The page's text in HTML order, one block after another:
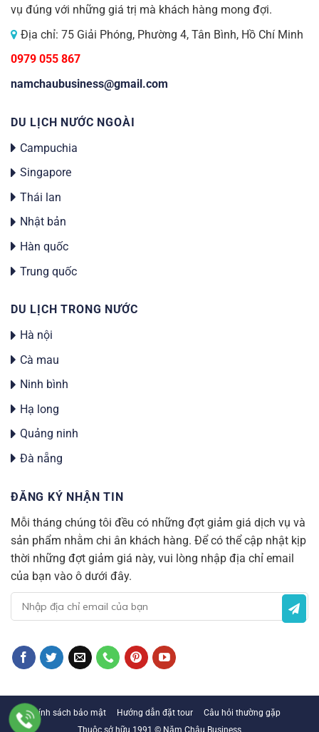
vụ đúng với những giá trị mà khách hàng mong đợi.
Địa chỉ: 75 Giải Phóng, Phường 4, Tân Bình, Hồ Chí Minh
0979 055 867
namchaubusiness@gmail.com
DU LỊCH NƯỚC NGOÀI
Campuchia
Singapore
Thái lan
Nhật bản
Hàn quốc
Trung quốc
DU LỊCH TRONG NƯỚC
Hà nội
Cà mau
Ninh bình
Hạ long
Quảng ninh
Đà nẵng
ĐĂNG KÝ NHẬN TIN
Mỗi tháng chúng tôi đều có những đợt giảm giá dịch vụ và
sản phẩm nhằm chi ân khách hàng. Để có thể cập nhật kịp
thời những đợt giảm giá này, vui lòng nhập địa chỉ email
của bạn vào ô dưới đây.
Chính sách bảo mật Hướng dẫn đặt tour
Câu hỏi thường gặp
Thuộc sở hữu 1991 © Năm Châu Business